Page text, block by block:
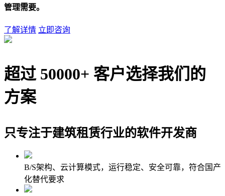
管理需要。
了解详情 立即咨询
超过 50000+ 客户选择我们的
方案
只专注于建筑租赁行业的软件开发商
B/S架构、云计算模式，运行稳定、安全可靠，符合国产
化替代要求